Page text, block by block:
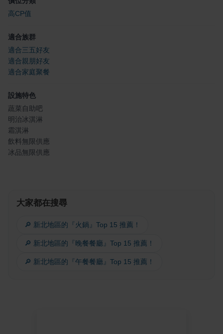
高CP值
適合族群
適合三五好友
適合親朋好友
適合家庭聚餐
設施特色
蔬菜自助吧
明治冰淇淋
霜淇淋
飲料無限供應
冰品無限供應
大家都在搜尋
🔎 新北地區的『火鍋』Top 15 推薦！
🔎 新北地區的『晚餐餐廳』Top 15 推薦！
🔎 新北地區的『午餐餐廳』Top 15 推薦！